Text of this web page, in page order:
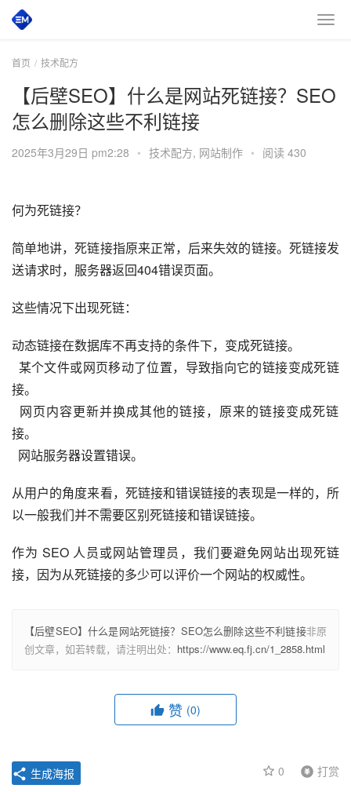
首页 技术配方
【后壁SEO】什么是网站死链接？SEO
怎么删除这些不利链接
2025年3月29日 pm2:28 • 技术配方, 网站制作 • 阅读 430
何为死链接？
简单地讲，死链接指原来正常，后来失效的链接。死链接发
送请求时，服务器返回404错误页面。
这些情况下出现死链：
动态链接在数据库不再支持的条件下，变成死链接。
接。
接。
  网站服务器设置错误。
从用户的角度来看，死链接和错误链接的表现是一样的，所
以一般我们并不需要区别死链接和错误链接。
作为 SEO 人员或网站管理员，我们要避免网站出现死链
接，因为从死链接的多少可以评价一个网站的权威性。
【后壁SEO】什么是网站死链接？SEO怎么删除这些不利链接非原
创文章，如若转载，请注明出处： https://www.eq.fj.cn/1_2858.html
赞 (0)
0 打赏
生成海报